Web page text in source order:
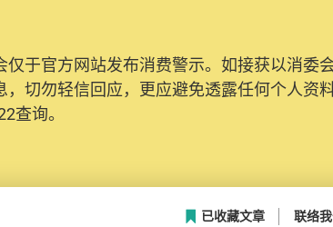
于官方网站发布消费警示。如接获以消委
，切勿轻信回应，更应避免透露任何个人资
查询。
本会的投诉处理系统已经进行升级及推出
包括姓名、电邮及电话）注册帐户，才可提
后作出跟进。
已收藏文章 联络